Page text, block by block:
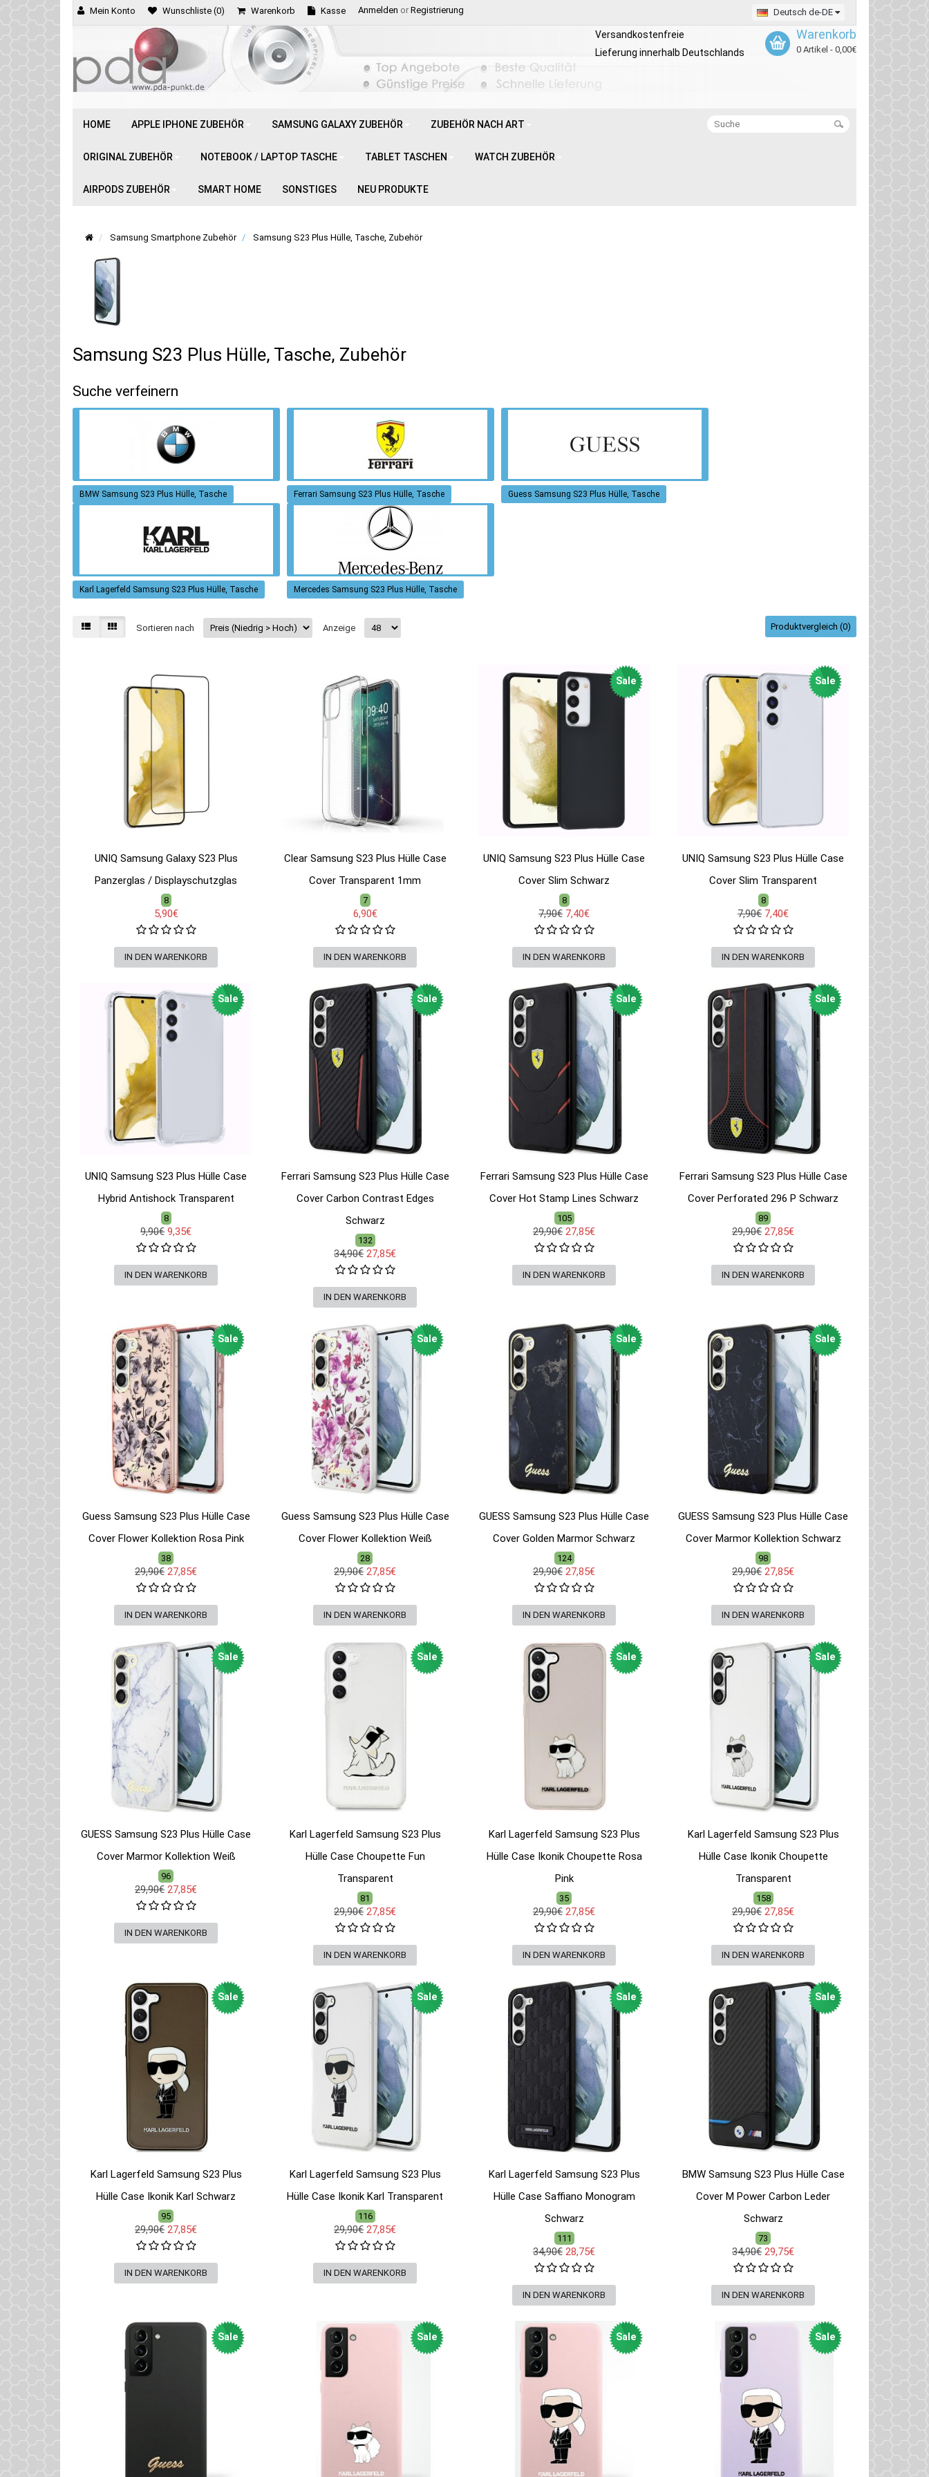
Mein Konto Wunschliste (0) Warenkorb Kasse Anmelden or Registrierung Deutsch de-DE
Versandkostenfreie
Lieferung innerhalb Deutschlands
Warenkorb
0 Artikel - 0,00€
HOME APPLE IPHONE ZUBEHÖR SAMSUNG GALAXY ZUBEHÖR ZUBEHÖR NACH ART
ORIGINAL ZUBEHÖR NOTEBOOK / LAPTOP TASCHE TABLET TASCHEN WATCH ZUBEHÖR
AIRPODS ZUBEHÖR SMART HOME SONSTIGES NEU PRODUKTE
Samsung Smartphone Zubehör Samsung S23 Plus Hülle, Tasche, Zubehör
Samsung S23 Plus Hülle, Tasche, Zubehör
Suche verfeinern
BMW Samsung S23 Plus Hülle, Tasche Ferrari Samsung S23 Plus Hülle, Tasche Guess Samsung S23 Plus Hülle, Tasche
Karl Lagerfeld Samsung S23 Plus Hülle, Tasche Mercedes Samsung S23 Plus Hülle, Tasche
Sortieren nach Anzeige Produktvergleich (0)
UNIQ Samsung Galaxy S23 Plus
Panzerglas / Displayschutzglas
8
5,90€
Clear Samsung S23 Plus Hülle Case
Cover Transparent 1mm
7
6,90€
Sale
UNIQ Samsung S23 Plus Hülle Case
Cover Slim Schwarz
8
7,90€ 7,40€
Sale
UNIQ Samsung S23 Plus Hülle Case
Cover Slim Transparent
8
7,90€ 7,40€
Sale
UNIQ Samsung S23 Plus Hülle Case
Hybrid Antishock Transparent
8
9,90€ 9,35€
Sale
Ferrari Samsung S23 Plus Hülle Case
Cover Carbon Contrast Edges
Schwarz
132
34,90€ 27,85€
Sale
Ferrari Samsung S23 Plus Hülle Case
Cover Hot Stamp Lines Schwarz
105
29,90€ 27,85€
Sale
Ferrari Samsung S23 Plus Hülle Case
Cover Perforated 296 P Schwarz
89
29,90€ 27,85€
Sale
Guess Samsung S23 Plus Hülle Case
Cover Flower Kollektion Rosa Pink
38
29,90€ 27,85€
Sale
Guess Samsung S23 Plus Hülle Case
Cover Flower Kollektion Weiß
28
29,90€ 27,85€
Sale
GUESS Samsung S23 Plus Hülle Case
Cover Golden Marmor Schwarz
124
29,90€ 27,85€
Sale
GUESS Samsung S23 Plus Hülle Case
Cover Marmor Kollektion Schwarz
98
29,90€ 27,85€
Sale
GUESS Samsung S23 Plus Hülle Case
Cover Marmor Kollektion Weiß
96
29,90€ 27,85€
Sale
Karl Lagerfeld Samsung S23 Plus
Hülle Case Choupette Fun
Transparent
81
29,90€ 27,85€
Sale
Karl Lagerfeld Samsung S23 Plus
Hülle Case Ikonik Choupette Rosa
Pink
35
29,90€ 27,85€
Sale
Karl Lagerfeld Samsung S23 Plus
Hülle Case Ikonik Choupette
Transparent
158
29,90€ 27,85€
Sale
Karl Lagerfeld Samsung S23 Plus
Hülle Case Ikonik Karl Schwarz
95
29,90€ 27,85€
Sale
Karl Lagerfeld Samsung S23 Plus
Hülle Case Ikonik Karl Transparent
116
29,90€ 27,85€
Sale
Karl Lagerfeld Samsung S23 Plus
Hülle Case Saffiano Monogram
Schwarz
111
34,90€ 28,75€
Sale
BMW Samsung S23 Plus Hülle Case
Cover M Power Carbon Leder
Schwarz
73
34,90€ 29,75€
Sale Sale Sale Sale